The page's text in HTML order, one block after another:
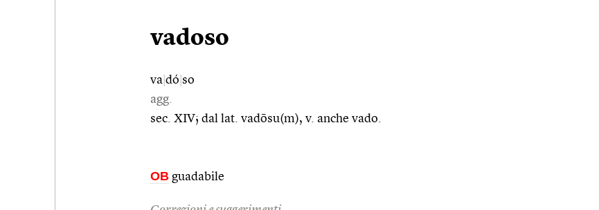
vadoso
va dó so
agg.
sec. XIV; dal lat. vadōsu(m), v. anche vado.
OB guadabile